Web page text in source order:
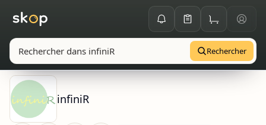
Rechercher
infiniR